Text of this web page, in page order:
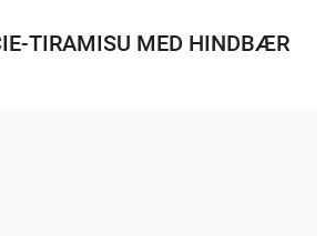
TIRAMISU MED HINDBÆR